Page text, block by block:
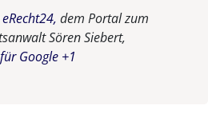
dem Portal zum
Sören Siebert,
Google +1